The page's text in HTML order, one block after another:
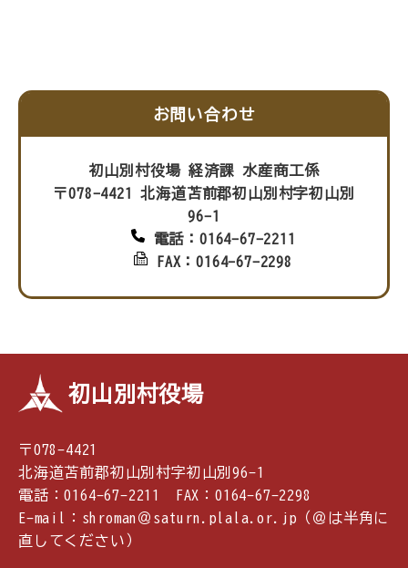
お問い合わせ
初山別村役場 経済課 水産商工係
〒078-4421 北海道苫前郡初山別村字初山別
96-1
電話：0164-67-2211
FAX：0164-67-2298
初山別村役場
〒078-4421
北海道苫前郡初山別村字初山別96-1
電話：0164-67-2211 FAX：0164-67-2298
E-mail：shroman＠saturn.plala.or.jp（＠は半角に
直してください）